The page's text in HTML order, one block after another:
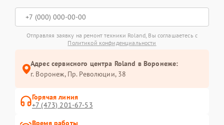
Отправляя заявку на ремонт техники Roland, Вы соглашаетесь с
Политикой конфиденциальности
Адрес сервисного центра Roland в Воронеже:
г. Воронеж, Пр. Революции, 38
Горячая линия
+7 (473) 201-67-53
Время работы